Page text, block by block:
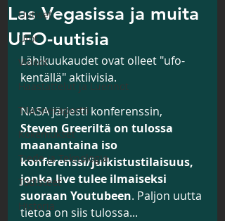
Uutiset
Ufot
Videot
Haastattelut ja Luennot
Tilanneraportti
Kokemukset
Tiede ja Teknologia
Todisteet
Historia
Las Vegasissa ja muita
UFO-uutisia
Lähikuukaudet ovat olleet "ufo-
kentällä" aktiivisia.
NASA järjesti konferenssin,
Steven Greeriltä on tulossa
maanantaina iso
konferenssi/julkistustilaisuus,
jonka live tulee ilmaiseksi
suoraan Youtubeen. Paljon uutta
tietoa on siis tulossa...